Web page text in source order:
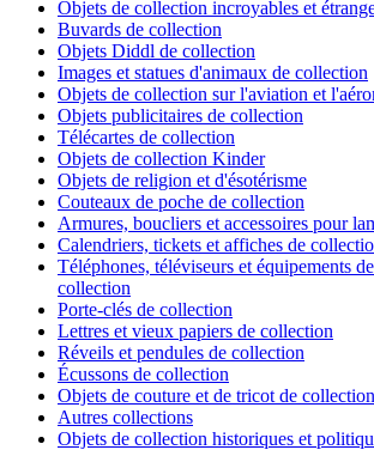
Objets de collection incroyables et
Buvards de collection
Objets Diddl de collection
Images et statues d'animaux de collection
Objets de collection sur l'aviation et
Objets publicitaires de collection
Télécartes de collection
Objets de collection Kinder
Objets de religion et d'ésotérisme
Couteaux de poche de collection
Armures, boucliers et accessoires pour
Calendriers, tickets et affiches de
Téléphones, téléviseurs et équipements
collection
Porte-clés de collection
Lettres et vieux papiers de collection
Réveils et pendules de collection
Écussons de collection
Objets de couture et de tricot de collection
Autres collections
Objets de collection historiques et